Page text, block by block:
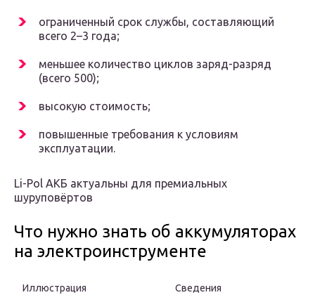
ограниченный срок службы, составляющий
всего 2–3 года;
меньшее количество циклов заряд-разряд
(всего 500);
высокую стоимость;
повышенные требования к условиям
эксплуатации.
Li-Pol АКБ актуальны для премиальных
шуруповёртов
Что нужно знать об аккумуляторах
на электроинструменте
Иллюстрация Сведения